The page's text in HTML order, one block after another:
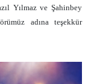
Yılmaz ve Şahinbey
adına teşekkür